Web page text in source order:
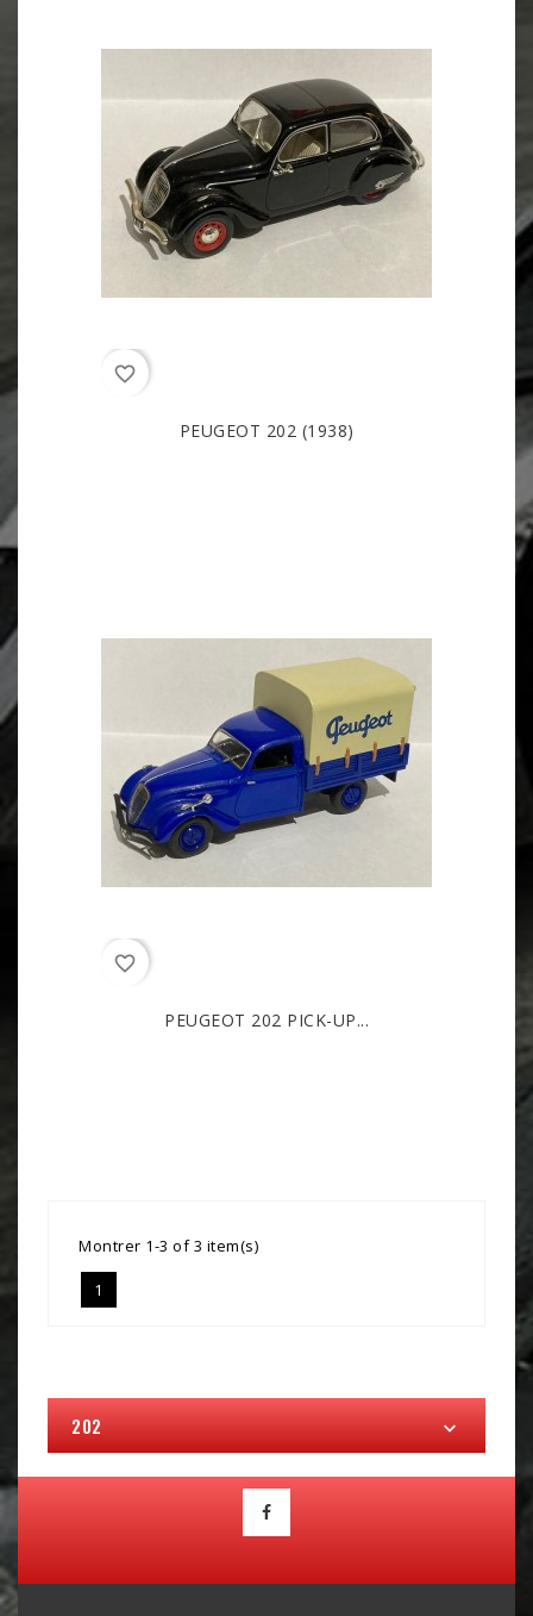
favorite_border
PEUGEOT 202 (1938)
favorite_border
PEUGEOT 202 PICK-UP...
Montrer 1-3 of 3 item(s)
1
202 